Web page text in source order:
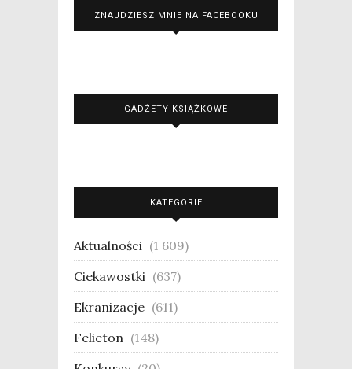
ZNAJDZIESZ MNIE NA FACEBOOKU
GADŻETY KSIĄŻKOWE
KATEGORIE
Aktualności (1 609)
Ciekawostki (637)
Ekranizacje (611)
Felieton (148)